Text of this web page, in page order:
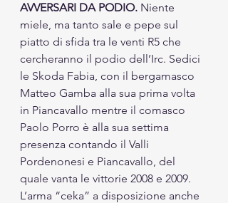
AVVERSARI DA PODIO. Niente
miele, ma tanto sale e pepe sul
piatto di sfida tra le venti R5 che
cercheranno il podio dell’Irc. Sedici
le Skoda Fabia, con il bergamasco
Matteo Gamba alla sua prima volta
in Piancavallo mentre il comasco
Paolo Porro è alla sua settima
presenza contando il Valli
Pordenonesi e Piancavallo, del
quale vanta le vittorie 2008 e 2009.
L’arma “ceka” a disposizione anche